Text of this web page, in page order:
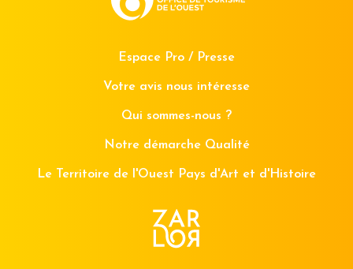
Espace Pro / Presse
Votre avis nous intéresse
Qui sommes-nous ?
Notre démarche Qualité
Le Territoire de l'Ouest Pays d'Art et d'Histoire